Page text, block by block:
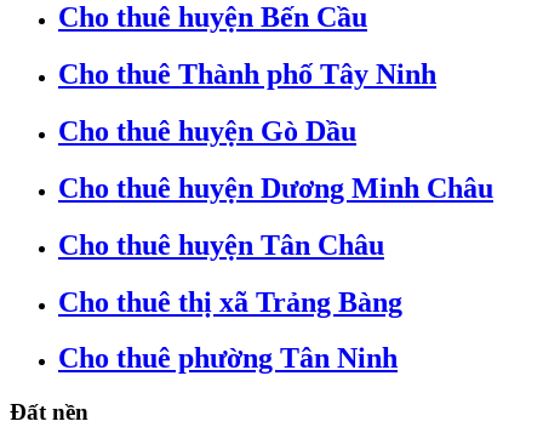
Cho thuê huyện Bến Cầu
Cho thuê Thành phố Tây Ninh
Cho thuê huyện Gò Dầu
Cho thuê huyện Dương Minh Châu
Cho thuê huyện Tân Châu
Cho thuê thị xã Trảng Bàng
Cho thuê phường Tân Ninh
Đất nền